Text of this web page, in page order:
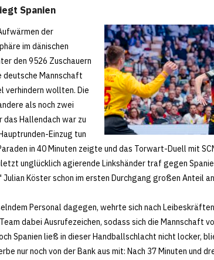
Spanien
der
im dänischen
den 9526 Zuschauern
deutsche Mannschaft
verhindern wollten. Die
als noch zwei
das Hallendach war zu
Einzug tun
in 40 Minuten zeigte und das Torwart-Duell mit
unglücklich agierende Linkshänder traf gegen
Köster schon im ersten Durchgang großen Anteil
Personal dagegen, wehrte sich nach
dabei Ausrufezeichen, sodass sich die Mannschaft
Spanien ließ in dieser Handballschlacht nicht locker,
nur noch von der Bank aus mit: Nach 37 Minuten und